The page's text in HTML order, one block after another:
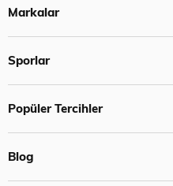
Markalar
Sporlar
Popüler Tercihler
Blog